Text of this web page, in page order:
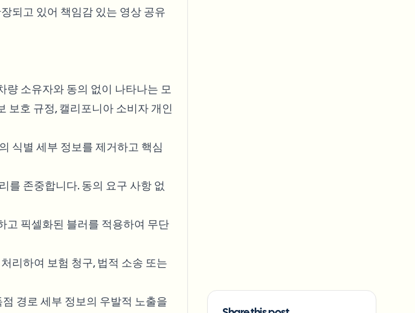
되고 있어 책임감 있는 영상 공유
량 소유자와 동의 없이 나타나는 모
보호 규정, 캘리포니아 소비자 개인
식별 세부 정보를 제거하고 핵심
를 존중합니다. 동의 요구 사항 없
고 픽셀화된 블러를 적용하여 무단
리하여 보험 청구, 법적 소송 또는
경로 세부 정보의 우발적 노출을